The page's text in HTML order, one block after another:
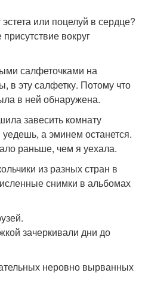
или поцелуй в сердце?
вокруг
салфеточками на
в эту салфетку. Потому что
в ней обнаружена.
завесить комнату
а эминем останется.
раньше, чем я уехала.
из разных стран в
снимки в альбомах
зачеркивали дни до
неровно вырванных